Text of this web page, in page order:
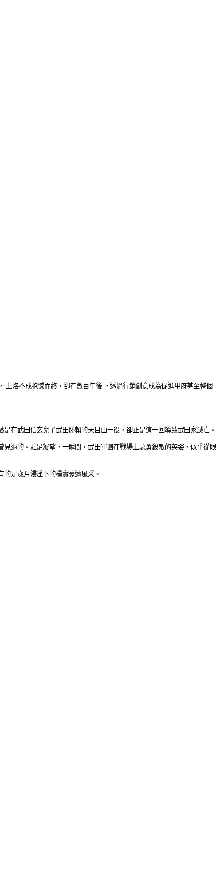
上洛不成抱憾而終 ， 卻在數百年後 ， 透過行銷創意成為促進甲府甚至整個
在武田信玄兒子武田勝賴的天目山一役，卻正是這一回導致武田家滅亡。
過的。駐足凝望，一瞬間，武田軍團在戰場上驍勇殺敵的英姿，似乎從眼
是歲月浸淫下的樸實豪邁風采。